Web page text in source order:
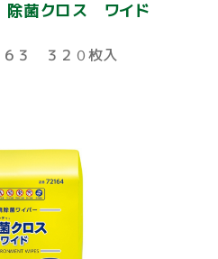
除菌クロス ワイド
６３ ３２０枚入